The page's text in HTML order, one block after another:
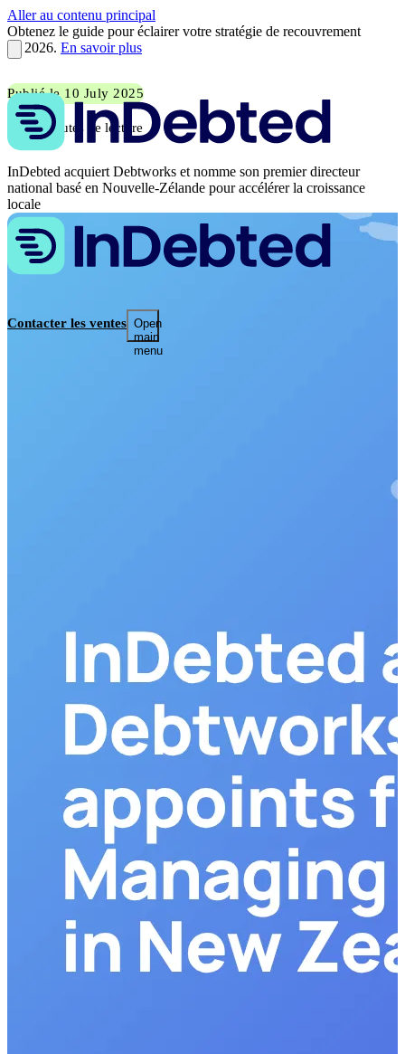
Aller au contenu principal
Obtenez le guide pour éclairer votre stratégie de recouvrement
en 2026. En savoir plus
Contacter les ventes Open
main
menu
Publié le 10 July 2025
3 minutes de lecture
InDebted acquiert Debtworks et nomme son premier directeur
national basé en Nouvelle-Zélande pour accélérer la croissance
locale